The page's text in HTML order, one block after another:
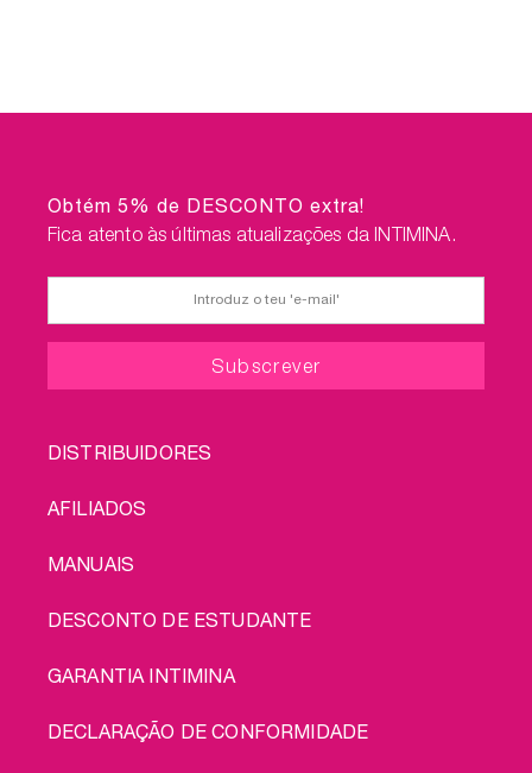
Obtém 5% de DESCONTO extra!
Fica atento às últimas atualizações da INTIMINA.
FOOTER
DISTRIBUIDORES
AFILIADOS
MANUAIS
DESCONTO DE ESTUDANTE
GARANTIA INTIMINA
DECLARAÇÃO DE CONFORMIDADE